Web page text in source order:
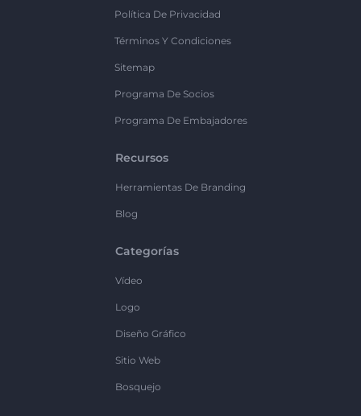
Política De Privacidad
Términos Y Condiciones
Sitemap
Programa De Socios
Programa De Embajadores
Recursos
Herramientas De Branding
Blog
Categorías
Vídeo
Logo
Diseño Gráfico
Sitio Web
Bosquejo